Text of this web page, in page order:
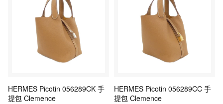
HERMES Picotin 056289CK 手
提包 Clemence
HERMES Picotin 056289CC 手
提包 Clemence